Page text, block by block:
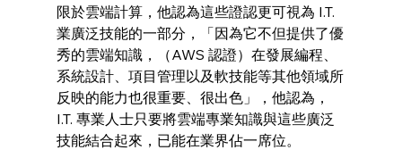
限於雲端計算，他認為這些證認更可視為 I.T.
業廣泛技能的一部分，「因為它不但提供了優
秀的雲端知識，（AWS 認證）在發展編程、
系統設計、項目管理以及軟技能等其他領域所
反映的能力也很重要、很出色」，他認為，
I.T. 專業人士只要將雲端專業知識與這些廣泛
技能結合起來，已能在業界佔一席位。